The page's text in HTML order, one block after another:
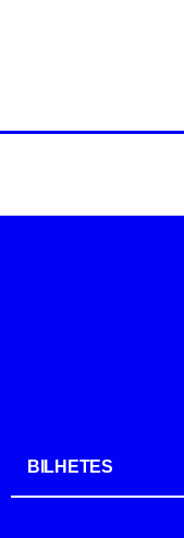
BILHETES